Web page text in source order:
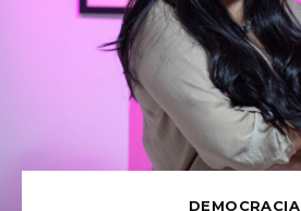
DEMOCRACIA